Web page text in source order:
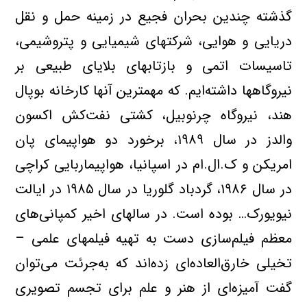
گذشته‌ چندین‌ بحران فجیع‌ در زمینه‌ حمل‌ و نقل‌
دریایی‌ و هوایی، شرکتهای‌ شیمیایی‌ و پتروشیمی،
تاسیسات‌ اتمی‌ و بازتابهای‌ بلایای‌ طبیعی‌ بر
نیروگاهها داشته‌ایم. که‌ مهمترین‌ آنها کارخانه‌ بوپال‌
هند، نیروگاه‌ چرنوبیل، کشتی‌ نفت‌کش‌ اکسون‌
والدز در سال‌ ۱۹۸۹، برخورد دو هواپیمای‌ پان‌
امریکن‌ و ک.ال.ام‌ در اسپانیا، هواپیماربایی‌ کراچی‌
در سال‌ ۱۹۸۶، گردباد گلوریا در سال‌ ۱۹۸۵ در ایالت‌
نیویورک… بوده‌ است. در سالهای‌ اخیر کمپانی‌های‌
معظم‌ فیلم‌سازی‌ دست‌ به‌ تهیه‌ فیلمهای‌ علمی‌ –
تخیلی‌ خارق‌العاده‌ای‌ زده‌اند که‌ به‌جرئت‌ می‌توان‌
گفت‌ آمیزه‌ای‌ از هنر و علم‌ برای‌ تجسم‌ تصویری‌